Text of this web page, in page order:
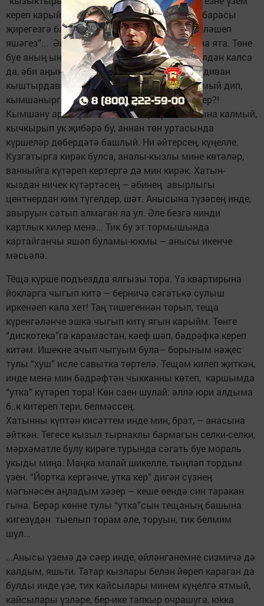
кереп карыйм, сезгә һичбер нужасы тимәс, барасы
җирегезгә барыгыз, күгәрченнәр сыман гөрләшеп
яшәгез”... Әйе, гөрләшәбез. Әби урында гына ята. Төне
буе аның ыңгырашканын тыңлап чыгам. Телдән калса
да, әби аңында, колагы нечкә, ул да безнең диван
кыштырдавыннан йоклый алмый. Ул йокламый дип,
кымшанырга да куркып ятаргамы инде хәзер?!
Кымшану артыгракка китсә, ыңгырашып кына калмый,
кычкырып ук җибәрә бу, аннан төн уртасында
күршеләр дөбердәтә башлый. Ни әйтерсең, күңелле.
Кузгатырга кирәк булса, аналы-кызлы мине көтәләр,
ванныйга күтәреп кертергә дә мин кирәк. Хатын-
кыздан ничек күтәртәсең – әбинең авырлыгы
центнердан ким түгелдер, шәт. Анысына түзәсең инде,
авыруын сатып алмаган ла ул. Әле безгә нинди
картлык килер менә... Тик бу эт тормышында
картайганчы яшәп буламы-юкмы – анысы икенче
мәсьәлә.
Тёща күрше подъездда ялгызы тора. Үз квартирына
йокларга чыгып китә – берничә сәгатькә сулыш
иркенәеп кала хет! Таң тишегеннән торып, теща
күренгәләнче эшкә чыгып китү ягын карыйм. Төнге
“дискотека”га карамастан, кәеф шәп, бәдрәфкә кереп
китәм. Ишекне ачып чыгуым була– борыным нәҗес
тулы “хуш” исле савытка төртелә. Тещам килеп җиткән,
инде менә мин бәдрәфтән чыкканны көтеп, каршымда
“утка” күтәреп тора! Көн саен шулай: әллә юри алдыма
б..к китереп тери, белмәссең.
Хатынны күптән кисәттем инде мин, брат, – анасына
әйткән. Тегесе кызыл тырнаклы бармагын селки-селки,
мәрхәмәтле булу кирәге турында сәгать буе мораль
укыды миңа. Маңка малай шикелле, тыңлап тордым
үзен. “Йортка кергәнче, утка кер” дигән сүзнең
мәгънәсен аңладым хәзер – кеше өендә син таракан
гына. Берәр көнне тулы “утка”сын тещаның башына
кигезүдән тыелып торам әле, торуын, тик белмим
шул...
...Анысы үземә дә сәер инде, өйләнгәнемне сизмичә дә
калдым, яшьти. Татар кызлары белән йөреп караган да
булды инде үзе, тик кайсылары минем күңелгә ятмый,
кайсылары үзләре, бер-ике тапкыр очрашуга, юкка